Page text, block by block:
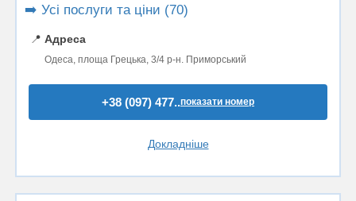
➡️ Усі послуги та ціни (70)
📍 Адреса
Одеса, площа Грецька, 3/4 р-н. Приморський
+38 (097) 477..показати номер
Докладніше